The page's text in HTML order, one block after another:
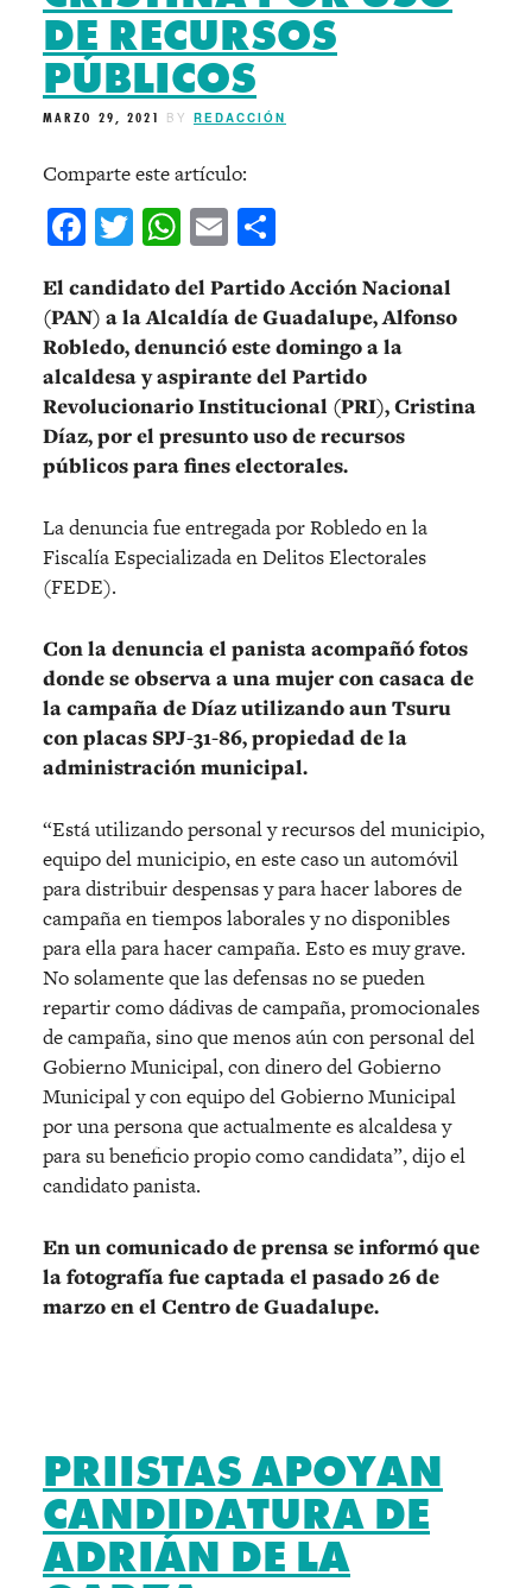
DE RECURSOS
PÚBLICOS
MARZO 29, 2021 BY REDACCIÓN
Comparte este artículo:
Facebook
Twitter
WhatsApp
Email
El candidato del Partido Acción Nacional
(PAN) a la Alcaldía de Guadalupe, Alfonso
Robledo, denunció este domingo a la
alcaldesa y aspirante del Partido
Revolucionario Institucional (PRI), Cristina
Díaz, por el presunto uso de recursos
públicos para fines electorales.
La denuncia fue entregada por Robledo en la
Fiscalía Especializada en Delitos Electorales
(FEDE).
Con la denuncia el panista acompañó fotos
donde se observa a una mujer con casaca de
la campaña de Díaz utilizando aun Tsuru
con placas SPJ-31-86, propiedad de la
administración municipal.
“Está utilizando personal y recursos del municipio,
equipo del municipio, en este caso un automóvil
para distribuir despensas y para hacer labores de
campaña en tiempos laborales y no disponibles
para ella para hacer campaña. Esto es muy grave.
No solamente que las defensas no se pueden
repartir como dádivas de campaña, promocionales
de campaña, sino que menos aún con personal del
Gobierno Municipal, con dinero del Gobierno
Municipal y con equipo del Gobierno Municipal
por una persona que actualmente es alcaldesa y
para su beneficio propio como candidata”, dijo el
candidato panista.
En un comunicado de prensa se informó que
la fotografía fue captada el pasado 26 de
marzo en el Centro de Guadalupe.
PRIISTAS APOYAN
CANDIDATURA DE
ADRIÁN DE LA